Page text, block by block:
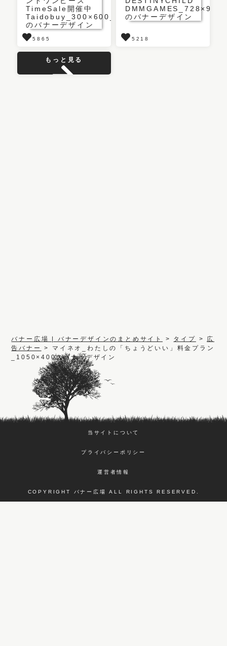
5865 5218
もっと見る
バナー広場 | バナーデザインのまとめサイト > タイプ > 広
告バナー
> マイネオ_わたしの「ちょうどいい」料金プラン
_1050×400のバナーデザイン
当サイトについて
プライバシーポリシー
運営者情報
COPYRIGHT バナー広場 ALL RIGHTS RESERVED.